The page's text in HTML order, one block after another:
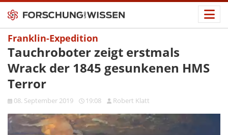
Franklin-Expedition
Tauchroboter zeigt erstmals
Wrack der 1845 gesunkenen HMS
Terror
08. September 2019 19:08 Robert Klatt